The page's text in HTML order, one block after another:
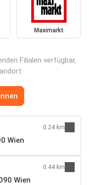
Maximarkt
Filialen verfügbar,
Wien
0.24 km
Wien
0.44 km